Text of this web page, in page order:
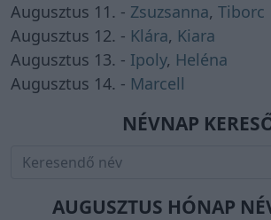
Augusztus 11. - Zsuzsanna, Tiborc
Augusztus 12. - Klára, Kiara
Augusztus 13. - Ipoly, Heléna
Augusztus 14. - Marcell
NÉVNAP
AUGUSZTUS HÓNAP